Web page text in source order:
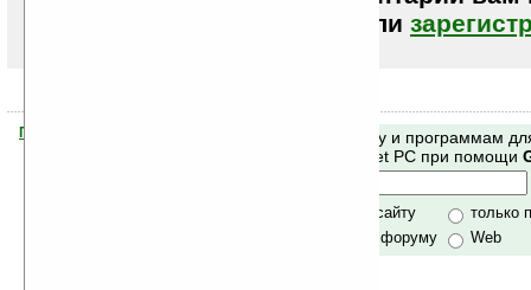
или
Помогите Ладошкам стать лучше
Поиск по сайту и программам
Mobile и Pocket PC при помощи
только по сайту
только
по сайту и форуму
Web